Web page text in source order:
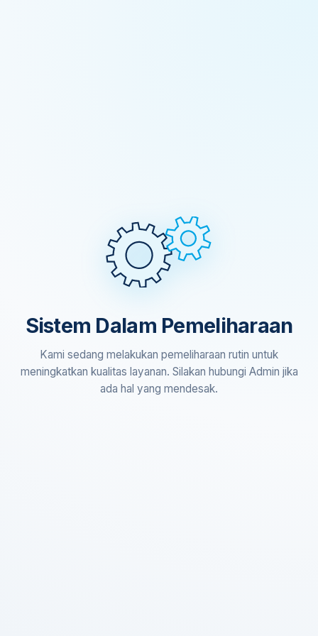
Sistem Dalam Pemeliharaan
Kami sedang melakukan pemeliharaan rutin untuk
meningkatkan kualitas layanan. Silakan hubungi Admin jika
ada hal yang mendesak.